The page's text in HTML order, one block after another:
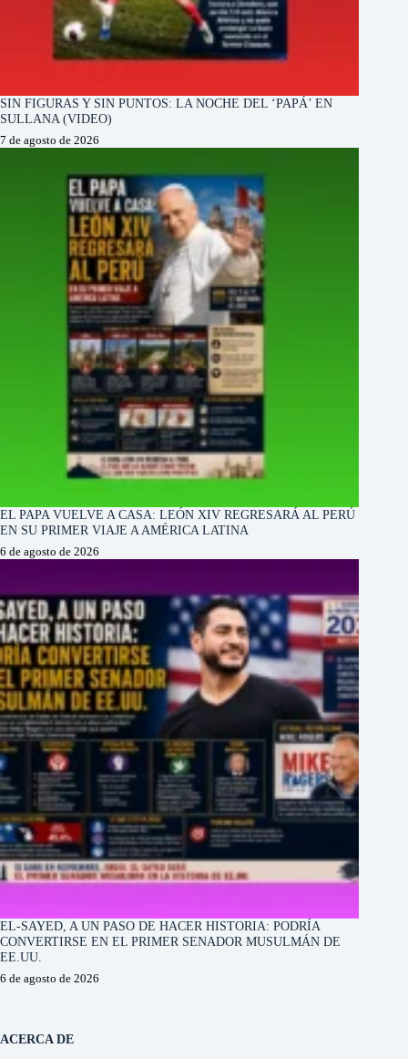
SIN FIGURAS Y SIN PUNTOS: LA NOCHE DEL ‘PAPÁ’ EN
SULLANA (VIDEO)
7 de agosto de 2026
EL PAPA VUELVE A CASA: LEÓN XIV REGRESARÁ AL PERÚ
EN SU PRIMER VIAJE A AMÉRICA LATINA
6 de agosto de 2026
EL-SAYED, A UN PASO DE HACER HISTORIA: PODRÍA
CONVERTIRSE EN EL PRIMER SENADOR MUSULMÁN DE
EE.UU.
6 de agosto de 2026
ACERCA DE